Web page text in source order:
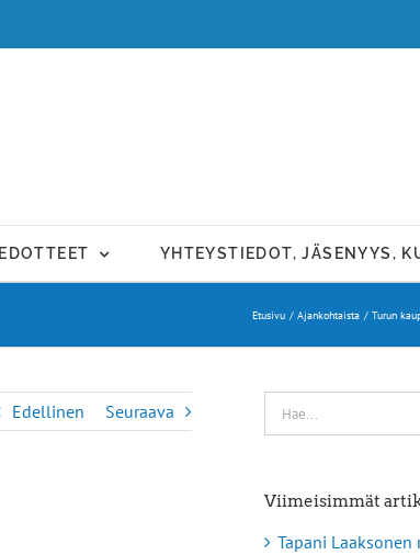
YHTEYSTIEDOT, JÄSENYYS,
Etusivu Ajankohtaista Turun
Edellinen Seuraava
Etsi
...
Viimeisimmät
Tapani